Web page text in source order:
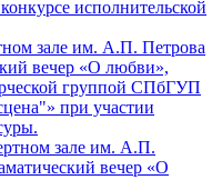
исполнительской
зале им. А.П.
вечер «О